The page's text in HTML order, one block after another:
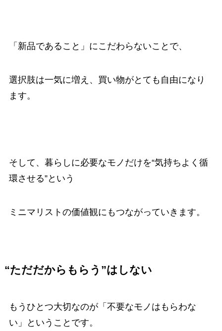
「新品であること」にこだわらないことで、
選択肢は一気に増え、買い物がとても自由になり
ます。
そして、暮らしに必要なモノだけを“気持ちよく循
環させる”という
ミニマリストの価値観にもつながっていきます。
“ただだからもらう”はしない
もうひとつ大切なのが「不要なモノはもらわな
い」ということです。